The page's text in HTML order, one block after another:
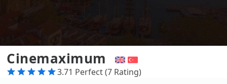
Cinemaximum
3.71 Perfect (7 Rating)